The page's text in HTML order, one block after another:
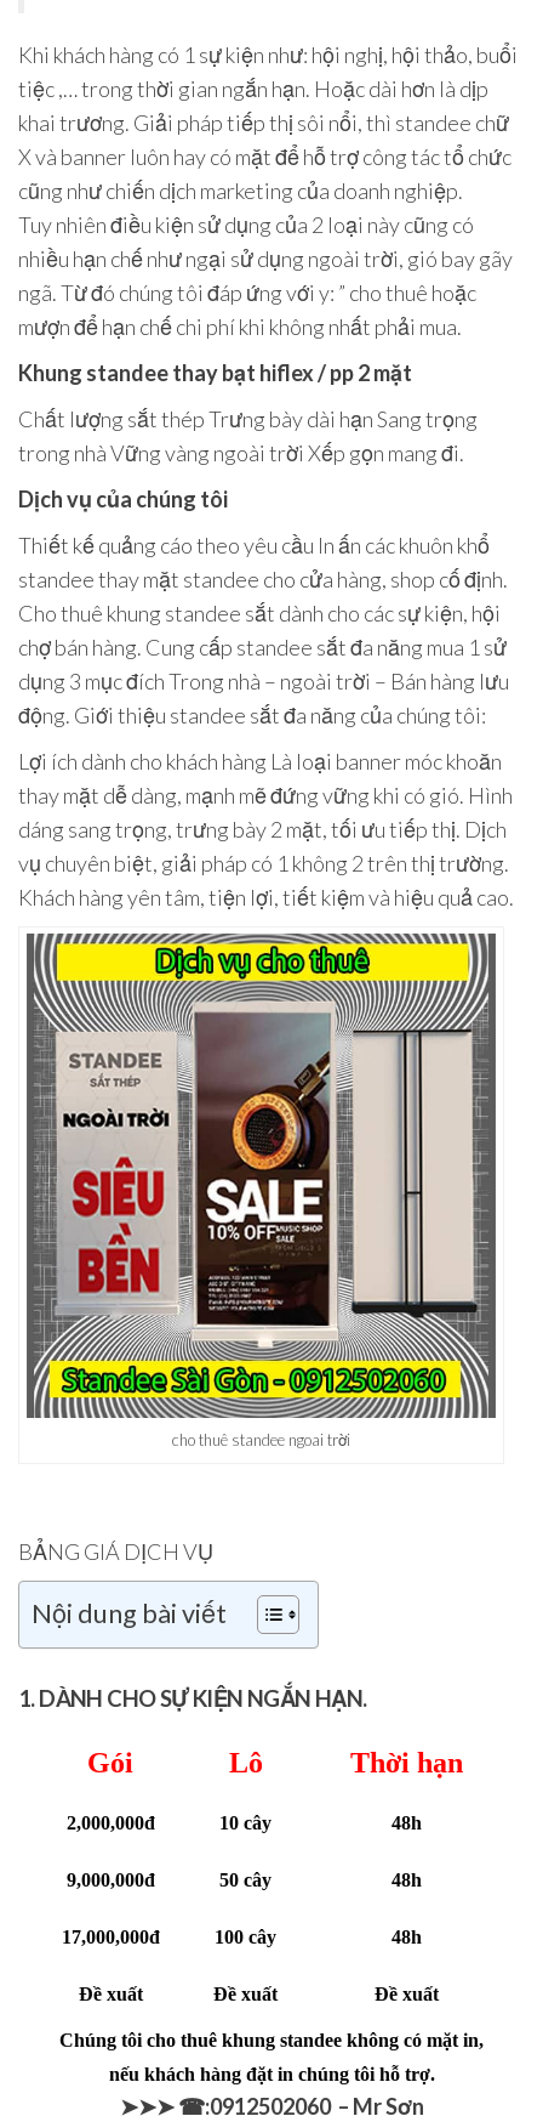
Khi khách hàng có 1 sự kiện như: hội nghị, hội thảo, buổi
tiệc ,… trong thời gian ngắn hạn. Hoặc dài hơn là dịp
khai trương. Giải pháp tiếp thị sôi nổi, thì standee chữ
X và banner luôn hay có mặt để hỗ trợ công tác tổ chức
cũng như chiến dịch marketing của doanh nghiệp.
Tuy nhiên điều kiện sử dụng của 2 loại này cũng có
nhiều hạn chế như ngại sử dụng ngoài trời, gió bay gãy
ngã. Từ đó chúng tôi đáp ứng với y: ” cho thuê hoặc
mượn để hạn chế chi phí khi không nhất phải mua.
Khung standee thay bạt hiflex / pp 2 mặt
Chất lượng sắt thép Trưng bày dài hạn Sang trọng
trong nhà Vững vàng ngoài trời Xếp gọn mang đi.
Dịch vụ của chúng tôi
Thiết kế quảng cáo theo yêu cầu In ấn các khuôn khổ
standee thay mặt standee cho cửa hàng, shop cố định.
Cho thuê khung standee sắt dành cho các sự kiện, hội
chợ bán hàng. Cung cấp standee sắt đa năng mua 1 sử
dụng 3 mục đích Trong nhà – ngoài trời – Bán hàng lưu
động. Giới thiệu standee sắt đa năng của chúng tôi:
Lợi ích dành cho khách hàng Là loại banner móc khoăn
thay mặt dễ dàng, mạnh mẽ đứng vững khi có gió. Hình
dáng sang trọng, trưng bày 2 mặt, tối ưu tiếp thị. Dịch
vụ chuyên biệt, giải pháp có 1 không 2 trên thị trường.
Khách hàng yên tâm, tiện lợi, tiết kiệm và hiệu quả cao.
cho thuê standee ngoai trời
BẢNG GIÁ DỊCH VỤ
Nội dung bài viết
1. DÀNH CHO SỰ KIỆN NGẮN HẠN.
Gói Lô Thời hạn
2,000,000đ 10 cây 48h
9,000,000đ 50 cây 48h
17,000,000đ 100 cây 48h
Đề xuất Đề xuất Đề xuất
Chúng tôi cho thuê khung standee không có mặt in,
nếu khách hàng đặt in chúng tôi hỗ trợ.
➤➤➤ ☎:0912502060 – Mr Sơn